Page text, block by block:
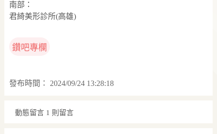
南部：
君綺美形診所(高雄)
鑽吧專欄
發布時間： 2024/09/24 13:28:18
動態留言 1 則留言